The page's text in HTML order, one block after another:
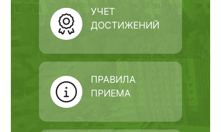
УЧЕТ
ДОСТИЖЕНИЙ
ПРАВИЛА
ПРИЕМА